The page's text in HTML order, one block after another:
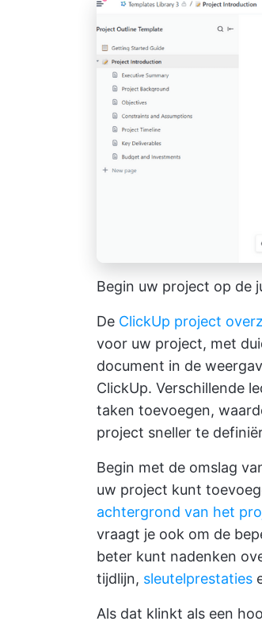
Begin uw project op de
De ClickUp project
voor uw project, met
document in de
ClickUp. Verschillende
taken toevoegen,
project sneller te
Begin met de omslag
uw project kunt
achtergrond van het
vraagt je ook om de
beter kunt nadenken
tijdlijn, sleutelprestaties
Als dat klinkt als een